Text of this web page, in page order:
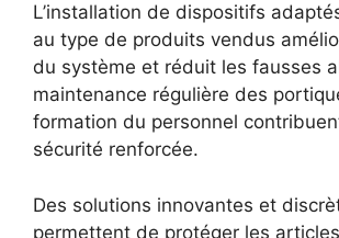
L’installation de dispositifs
au type de produits vendus
du système et réduit les fausses
maintenance régulière des
formation du personnel
sécurité renforcée.
Des solutions innovantes et
permettent de protéger les